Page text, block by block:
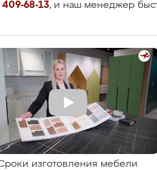
68-13, и наш менеджер
изготовления мебели